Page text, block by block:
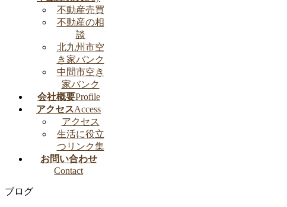
不動産売買
不動産の相
談
北九州市空
き家バンク
中間市空き
家バンク
会社概要Profile
アクセスAccess
アクセス
生活に役立
つリンク集
お問い合わせ
Contact
ブログ